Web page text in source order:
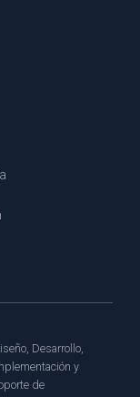
Desarrollo,
y
de